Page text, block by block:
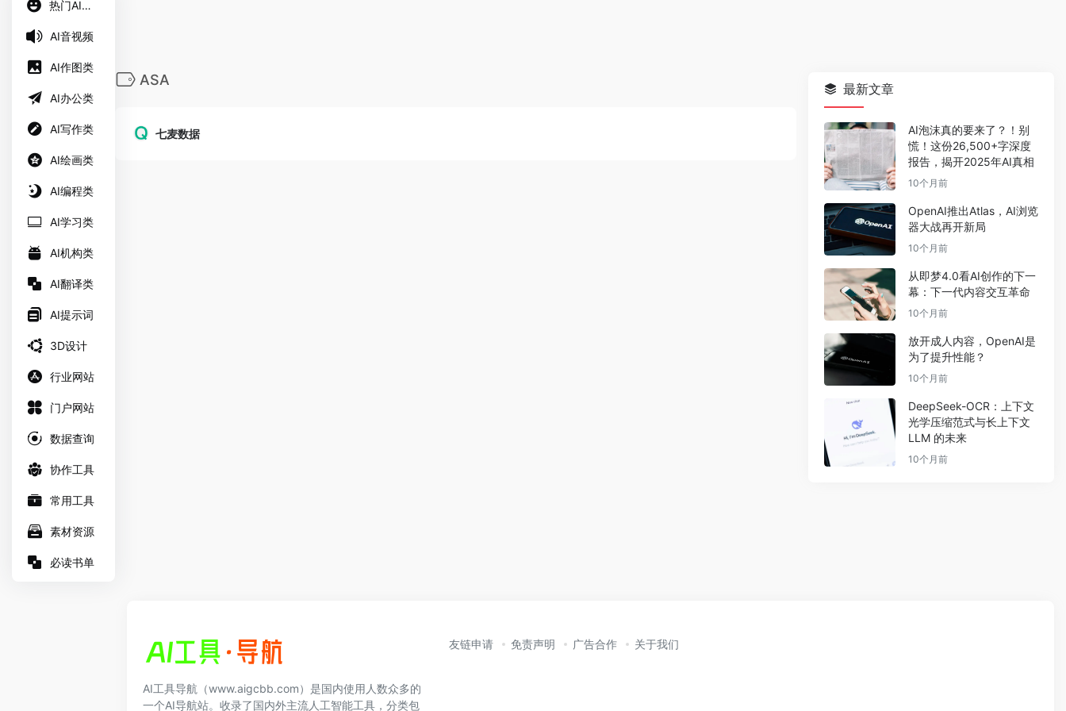
热门AI工具
AI音视频
AI作图类
AI办公类
AI写作类
AI绘画类
AI编程类
AI学习类
AI机构类
AI翻译类
AI提示词
3D设计
行业网站
门户网站
数据查询
协作工具
常用工具
素材资源
必读书单
ASA
七麦数据
最新文章
AI泡沫真的要来了？！别
慌！这份26,500+字深度
报告，揭开2025年AI真相
10个月前
OpenAI推出Atlas，AI浏览
器大战再开新局
10个月前
从即梦4.0看AI创作的下一
幕：下一代内容交互革命
10个月前
放开成人内容，OpenAI是
为了提升性能？
10个月前
DeepSeek-OCR：上下文
光学压缩范式与长上下文
LLM 的未来
10个月前
AI工具导航（www.aigcbb.com）是国内使用人数众多的
一个AI导航站。收录了国内外主流人工智能工具，分类包
友链申请 免责声明 广告合作 关于我们